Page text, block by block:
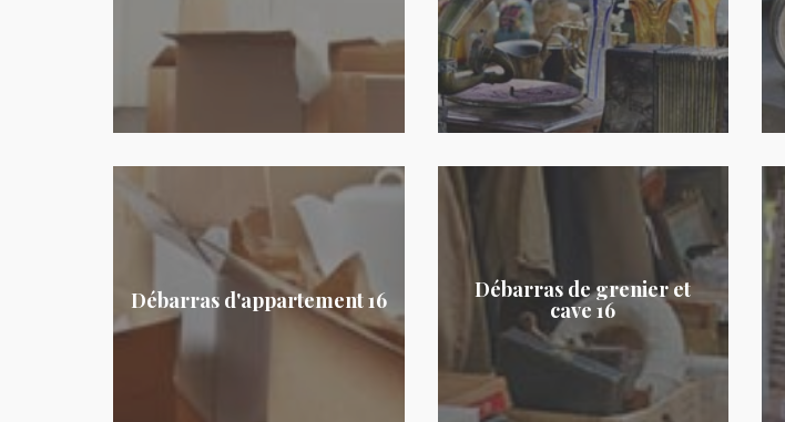
Débarras d'appartement 16 Débarras de grenier et
cave 16